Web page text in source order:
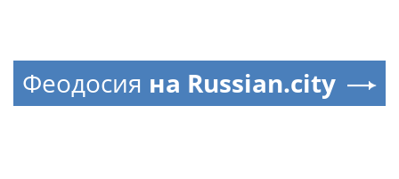
Феодосия на Russian.city